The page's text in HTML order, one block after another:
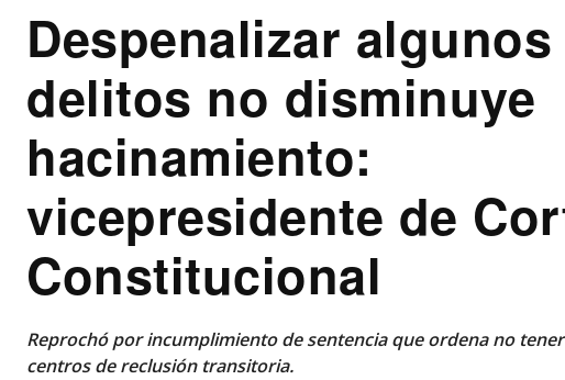
Despenalizar algunos
delitos no disminuye
hacinamiento:
vicepresidente de
Constitucional
Reprochó por incumplimiento de sentencia que ordena no
centros de reclusión transitoria.